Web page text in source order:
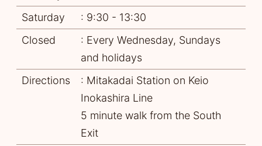
Saturday
: 9:30 - 13:30
Closed
: Every Wednesday, Sundays
and holidays
Directions
: Mitakadai Station on Keio
Inokashira Line
5 minute walk from the South
Exit